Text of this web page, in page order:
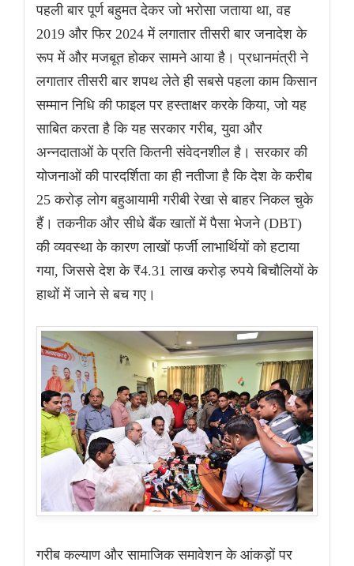
पहली बार पूर्ण बहुमत देकर जो भरोसा जताया था, वह
2019 और फिर 2024 में लगातार तीसरी बार जनादेश के
रूप में और मजबूत होकर सामने आया है। प्रधानमंत्री ने
लगातार तीसरी बार शपथ लेते ही सबसे पहला काम किसान
सम्मान निधि की फाइल पर हस्ताक्षर करके किया, जो यह
साबित करता है कि यह सरकार गरीब, युवा और
अन्नदाताओं के प्रति कितनी संवेदनशील है। सरकार की
योजनाओं की पारदर्शिता का ही नतीजा है कि देश के करीब
25 करोड़ लोग बहुआयामी गरीबी रेखा से बाहर निकल चुके
हैं। तकनीक और सीधे बैंक खातों में पैसा भेजने (DBT)
की व्यवस्था के कारण लाखों फर्जी लाभार्थियों को हटाया
गया, जिससे देश के ₹4.31 लाख करोड़ रुपये बिचौलियों के
हाथों में जाने से बच गए।
गरीब कल्याण और सामाजिक समावेशन के आंकड़ों पर